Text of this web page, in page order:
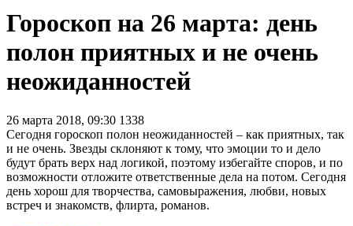
Гороскоп на 26 марта: день
полон приятных и не очень
неожиданностей
26 марта 2018, 09:30 1338
Сегодня гороскоп полон неожиданностей – как приятных, так
и не очень. Звезды склоняют к тому, что эмоции то и дело
будут брать верх над логикой, поэтому избегайте споров, и по
возможности отложите ответственные дела на потом. Сегодня
день хорош для творчества, самовыражения, любви, новых
встреч и знакомств, флирта, романов.